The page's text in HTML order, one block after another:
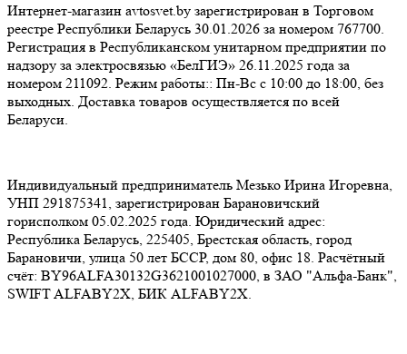
Интернет-магазин avtosvet.by зарегистрирован в Торговом
реестре Республики Беларусь 30.01.2026 за номером 767700.
Регистрация в Республиканском унитарном предприятии по
надзору за электросвязью «БелГИЭ» 26.11.2025 года за
номером 211092. Режим работы:: Пн-Вс с 10:00 до 18:00, без
выходных. Доставка товаров осуществляется по всей
Беларуси.
Индивидуальный предприниматель Мезько Ирина Игоревна,
УНП 291875341, зарегистрирован Барановичский
горисполком 05.02.2025 года. Юридический адрес:
Республика Беларусь, 225405, Брестская область, город
Барановичи, улица 50 лет БССР, дом 80, офис 18. Расчётный
счёт: BY96ALFA30132G3621001027000, в ЗАО "Альфа-Банк",
SWIFT ALFABY2X, БИК ALFABY2X.